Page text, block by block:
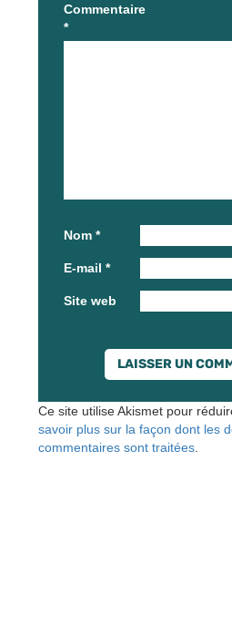
Commentaire
*
Nom *
E-mail *
Site web
Ce site utilise Akismet pour
savoir plus sur la façon dont les
commentaires sont traitées